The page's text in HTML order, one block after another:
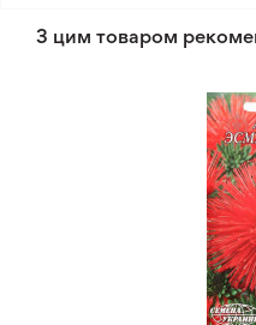
З цим товаром